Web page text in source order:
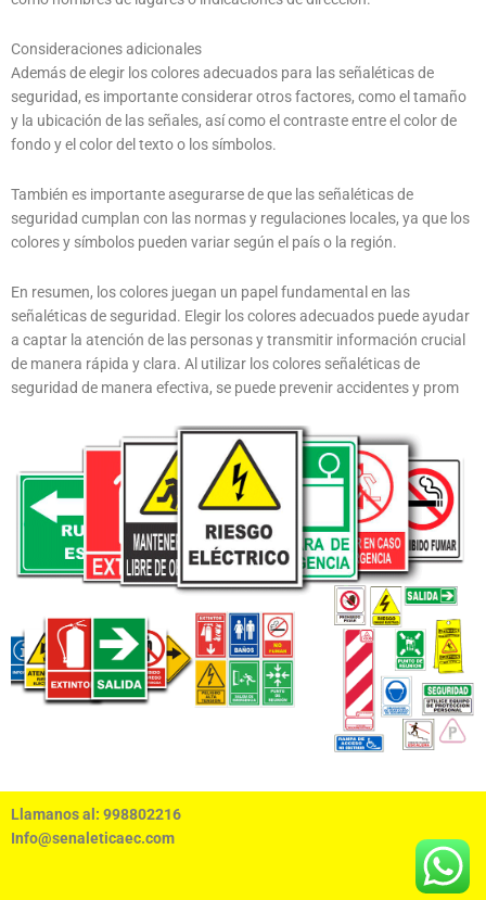
Consideraciones adicionales
Además de elegir los colores adecuados para las señaléticas de
seguridad, es importante considerar otros factores, como el tamaño
y la ubicación de las señales, así como el contraste entre el color de
fondo y el color del texto o los símbolos.
También es importante asegurarse de que las señaléticas de
seguridad cumplan con las normas y regulaciones locales, ya que los
colores y símbolos pueden variar según el país o la región.
En resumen, los colores juegan un papel fundamental en las
señaléticas de seguridad. Elegir los colores adecuados puede ayudar
a captar la atención de las personas y transmitir información crucial
de manera rápida y clara. Al utilizar los colores señaléticas de
seguridad de manera efectiva, se puede prevenir accidentes y prom
Llamanos al: 998802216
Info@senaleticaec.com